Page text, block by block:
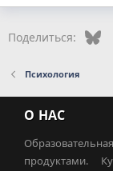
Поделиться:
Психология
О НАС
продуктами.